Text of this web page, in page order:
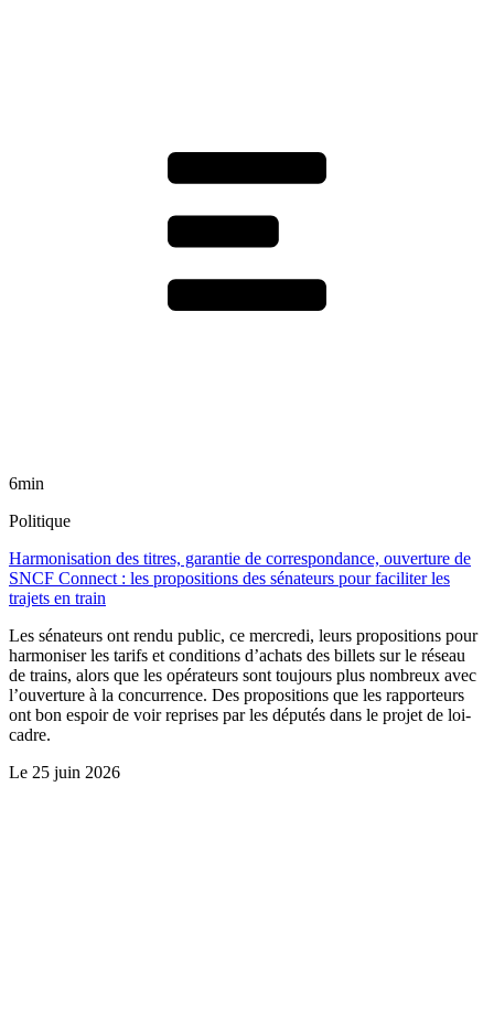
6min
Politique
Harmonisation des titres, garantie de correspondance, ouverture de
SNCF Connect : les propositions des sénateurs pour faciliter les
trajets en train
Les sénateurs ont rendu public, ce mercredi, leurs propositions pour
harmoniser les tarifs et conditions d’achats des billets sur le réseau
de trains, alors que les opérateurs sont toujours plus nombreux avec
l’ouverture à la concurrence. Des propositions que les rapporteurs
ont bon espoir de voir reprises par les députés dans le projet de loi-
cadre.
Le 25 juin 2026